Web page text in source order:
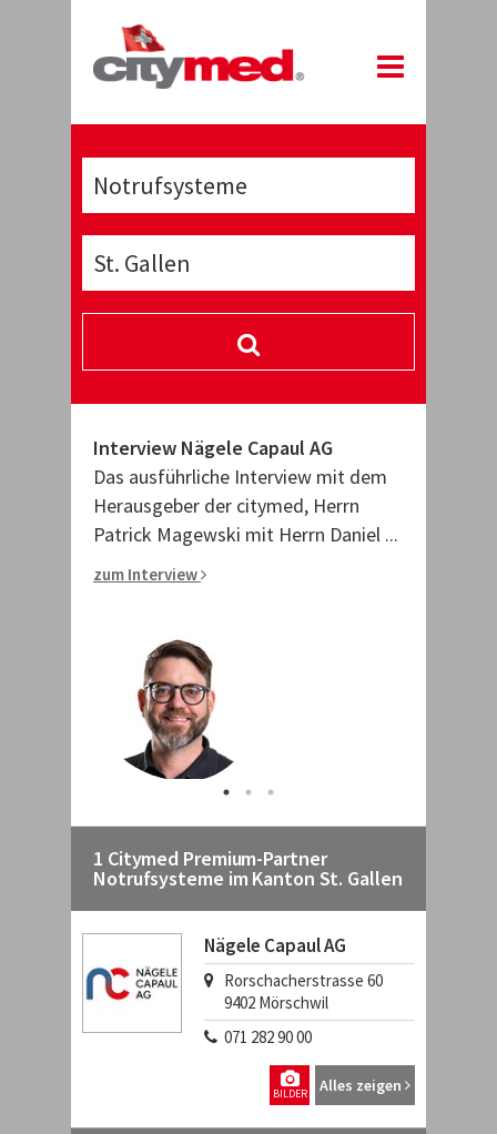
Interview Nägele Capaul AG
Das ausführliche Interview mit dem
Herausgeber der citymed, Herrn
Patrick Magewski mit Herrn Daniel ...
zum Interview
1 Citymed Premium-Partner
Notrufsysteme im Kanton St. Gallen
Nägele Capaul AG
Rorschacherstrasse 60
9402 Mörschwil
071 282 90 00
Alles zeigen
BILDER